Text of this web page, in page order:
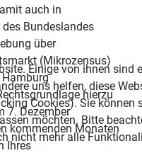
auch in
Bundeslandes
über
(Mikrozensus)
hierzu
7. Dezember
kommenden Monaten
Ihres
Einige von ihnen sind
uns helfen, diese
Cookies). Sie können
möchten. Bitte
nicht mehr alle